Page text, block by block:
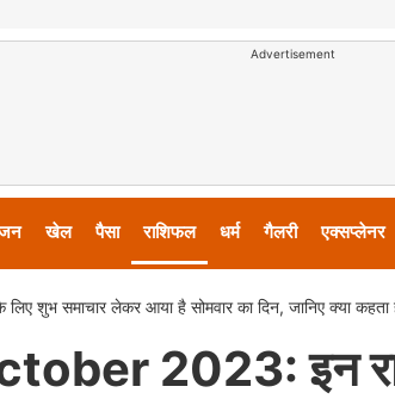
Advertisement
खेल पैसा राशिफल धर्म गैलरी एक्सप्लेनर
शुभ समाचार लेकर आया है सोमवार का दिन, जानिए क्या
2023: इन